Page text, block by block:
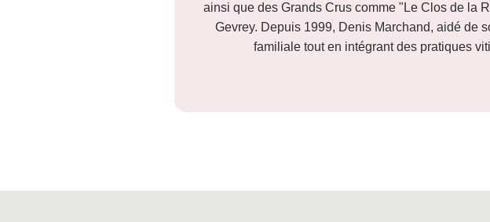
ainsi que des Grands Crus comme "Le Clos de la
Gevrey. Depuis 1999, Denis Marchand, aidé de
familiale tout en intégrant des pratiques